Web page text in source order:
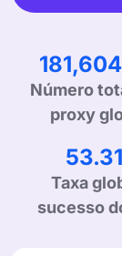
Número
proxy
Taxa
sucesso